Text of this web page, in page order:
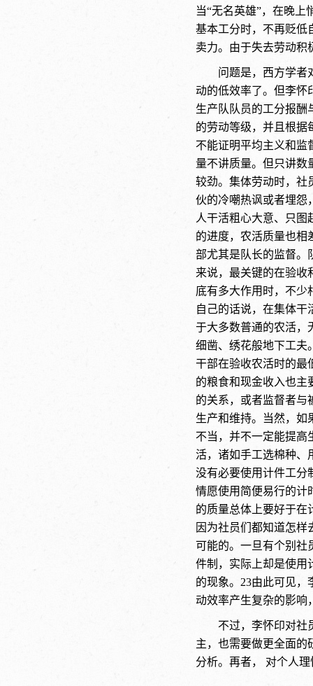
当“无名英雄”，在晚
基本工分时，不再贬低
卖力。由于失去劳动积
问题是，西方学者
动的低效率了。但李怀
生产队队员的工分报酬
的劳动等级，并且根据
不能证明平均主义和监
量不讲质量。但只讲数
较劲。集体劳动时，社
伙的冷嘲热讽或者埋怨
人干活粗心大意、只
的进度，农活质量也相
部尤其是队长的监督。
来说，最关键的在验收
底有多大作用时，不少
自己的话说，在集体干
于大多数普通的农活，
细凿、绣花般地下工夫
干部在验收农活时的最
的粮食和现金收入也主
的关系，或者监督者与
生产和维持。当然，如
不当，并不一定能提高
活，诸如手工选棉种、
没有必要使用计件工分
情愿使用简便易行的计
的质量总体上要好于在
因为社员们都知道怎
可能的。一旦有个别社
件制，实际上却是使用
的现象。23由此可见，
动效率产生复杂的影响
不过，李怀印对社
主，也需要做更全面的
分析。再者， 对个人